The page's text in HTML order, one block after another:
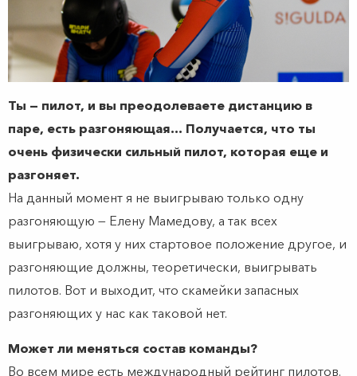
Ты — пилот, и вы преодолеваете дистанцию в
паре, есть разгоняющая… Получается, что ты
очень физически сильный пилот, которая еще и
разгоняет.
На данный момент я не выигрываю только одну
разгоняющую — Елену Мамедову, а так всех
выигрываю, хотя у них стартовое положение другое, и
разгоняющие должны, теоретически, выигрывать
пилотов. Вот и выходит, что скамейки запасных
разгоняющих у нас как таковой нет.
Может ли меняться состав команды?
Во всем мире есть международный рейтинг пилотов.